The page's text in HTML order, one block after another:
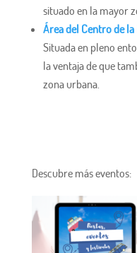
situado en la mayor
Área del Centro de la
Situada en pleno
la ventaja de que
zona urbana.
Descubre más eventos: